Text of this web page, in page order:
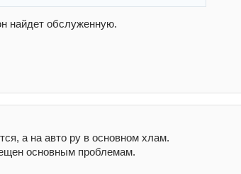
найдет обслуженную.
а на авто ру в основном хлам.
основным проблемам.